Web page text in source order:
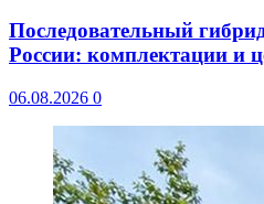
Последовательный
России: комплектации и
06.08.2026 0